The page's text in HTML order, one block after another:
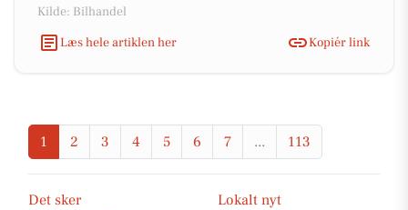
Kilde: Bilhandel
Læs hele artiklen her
Kopiér link
1 2 3 4 5 6 7 ... 113
Det sker
Lokalt nyt